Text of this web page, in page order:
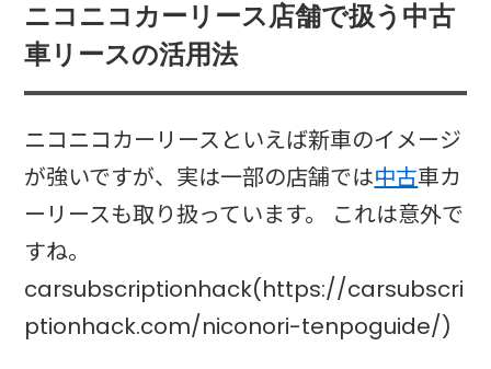
ニコニコカーリース店舗で扱う中古
車リースの活用法
ニコニコカーリースといえば新車のイメージ
が強いですが、実は一部の店舗では中古車カ
ーリースも取り扱っています。 これは意外で
すね。
carsubscriptionhack(https://carsubscri
ptionhack.com/niconori-tenpoguide/)